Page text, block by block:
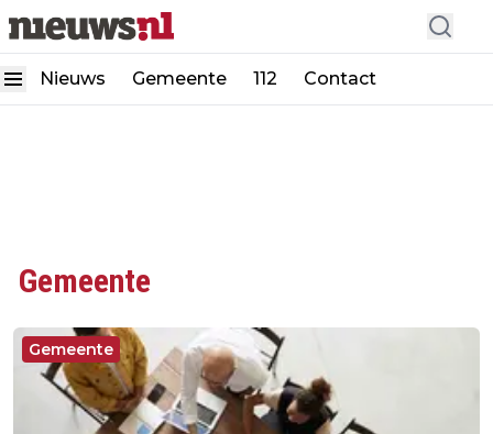
Nieuws Gemeente 112 Contact
Gemeente
Gemeente